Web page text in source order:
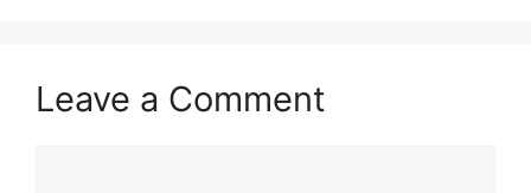
Leave a Comment